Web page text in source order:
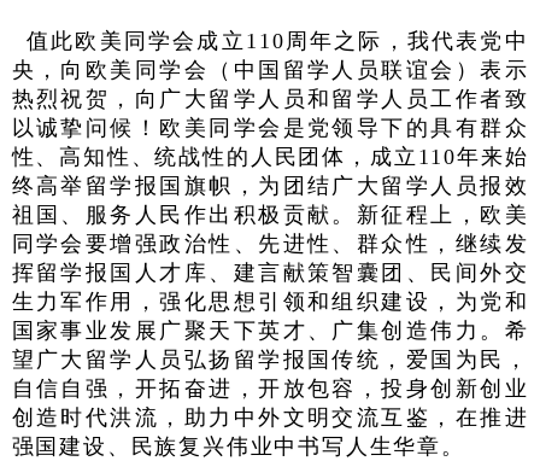
值此欧美同学会成立110周年之际，我代表党中
央，向欧美同学会（中国留学人员联谊会）表示
热烈祝贺，向广大留学人员和留学人员工作者致
以诚挚问候！ 欧美同学会是党领导下的具有群众
性、高知性、统战性的人民团体，成立110年来始
终高举留学报国旗帜，为团结广大留学人员报效
祖国、服务人民作出积极贡献。新征程上，欧美
同学会要增强政治性、先进性、群众性，继续发
挥留学报国人才库、建言献策智囊团、民间外交
生力军作用，强化思想引领和组织建设，为党和
国家事业发展广聚天下英才、广集创造伟力。希
望广大留学人员弘扬留学报国传统，爱国为民，
自信自强，开拓奋进，开放包容，投身创新创业
创造时代洪流，助力中外文明交流互鉴，在推进
强国建设、民族复兴伟业中书写人生华章。